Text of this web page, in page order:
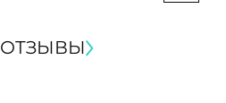
ОТЗЫВЫ